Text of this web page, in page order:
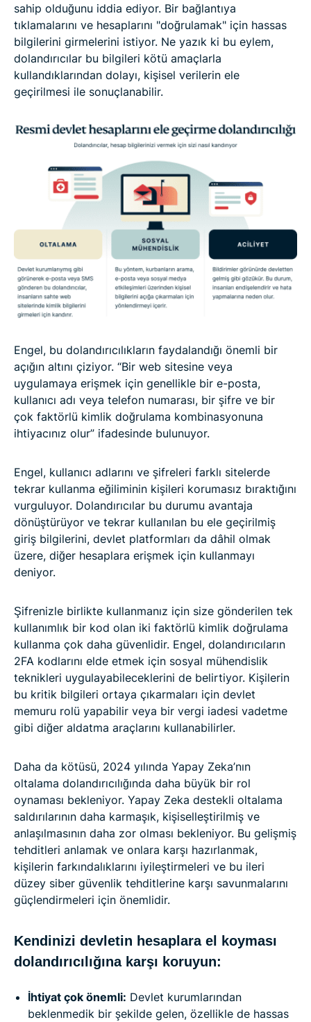
sahip olduğunu iddia ediyor. Bir bağlantıya
tıklamalarını ve hesaplarını "doğrulamak" için hassas
bilgilerini girmelerini istiyor. Ne yazık ki bu eylem,
dolandırıcılar bu bilgileri kötü amaçlarla
kullandıklarından dolayı, kişisel verilerin ele
geçirilmesi ile sonuçlanabilir.
Engel, bu dolandırıcılıkların faydalandığı önemli bir
açığın altını çiziyor. “Bir web sitesine veya
uygulamaya erişmek için genellikle bir e-posta,
kullanıcı adı veya telefon numarası, bir şifre ve bir
çok faktörlü kimlik doğrulama kombinasyonuna
ihtiyacınız olur” ifadesinde bulunuyor.
Engel, kullanıcı adlarını ve şifreleri farklı sitelerde
tekrar kullanma eğiliminin kişileri korumasız bıraktığını
vurguluyor. Dolandırıcılar bu durumu avantaja
dönüştürüyor ve tekrar kullanılan bu ele geçirilmiş
giriş bilgilerini, devlet platformları da dâhil olmak
üzere, diğer hesaplara erişmek için kullanmayı
deniyor.
Şifrenizle birlikte kullanmanız için size gönderilen tek
kullanımlık bir kod olan iki faktörlü kimlik doğrulama
kullanma çok daha güvenlidir. Engel, dolandırıcıların
2FA kodlarını elde etmek için sosyal mühendislik
teknikleri uygulayabileceklerini de belirtiyor. Kişilerin
bu kritik bilgileri ortaya çıkarmaları için devlet
memuru rolü yapabilir veya bir vergi iadesi vadetme
gibi diğer aldatma araçlarını kullanabilirler.
Daha da kötüsü, 2024 yılında Yapay Zeka’nın
oltalama dolandırıcılığında daha büyük bir rol
oynaması bekleniyor. Yapay Zeka destekli oltalama
saldırılarının daha karmaşık, kişiselleştirilmiş ve
anlaşılmasının daha zor olması bekleniyor. Bu gelişmiş
tehditleri anlamak ve onlara karşı hazırlanmak,
kişilerin farkındalıklarını iyileştirmeleri ve bu ileri
düzey siber güvenlik tehditlerine karşı savunmalarını
güçlendirmeleri için önemlidir.
Kendinizi devletin hesaplara el koyması
dolandırıcılığına karşı koruyun:
İhtiyat çok önemli: Devlet kurumlarından
beklenmedik bir şekilde gelen, özellikle de hassas